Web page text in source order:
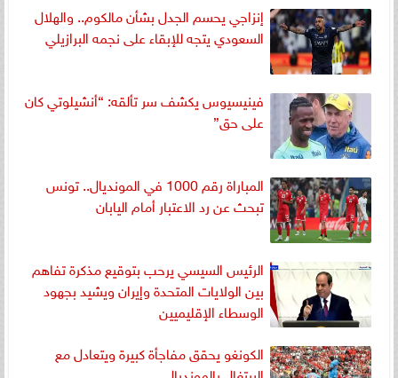
إنزاجي يحسم الجدل بشأن مالكوم.. والهلال
السعودي يتجه للإبقاء على نجمه البرازيلي
فينيسيوس يكشف سر تألقه: “أنشيلوتي كان
على حق”
المباراة رقم 1000 في المونديال.. تونس
تبحث عن رد الاعتبار أمام اليابان
الرئيس السيسي يرحب بتوقيع مذكرة تفاهم
بين الولايات المتحدة وإيران ويشيد بجهود
الوسطاء الإقليميين
الكونغو يحقق مفاجأة كبيرة ويتعادل مع